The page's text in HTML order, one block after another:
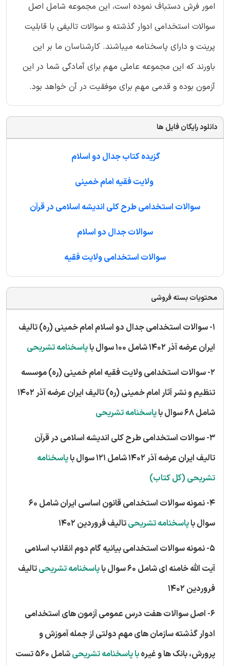
امور فرش دستباف نموده است، این مجموعه شامل اصل
سوالات استخدامی ادوار گذشته و سوالات تالیفی با قابلیت
پرینت و دارای پاسخنامه میباشند. کارشناسان ما بر این
باورند که این مجموعه عاملی مهم برای آمادگی شما در این
آزمون بوده و قدمی مهم برای موفقیت در آن خواهد بود.
دانلود رایگان فایل ها
گزیده کتاب جدال دو اسلام
ولایت فقیه امام خمینی
سوالات استخدامی طرح کلی اندیشه اسلامی در قرآن
سوالات جدال دو اسلام
سوالات استخدامی ولایت فقیه
محتویات بسته فروشی
1- سوالات استخدامی جدال دو اسلام امام خمینی (ره) تالیف
ایران عرضه آذر 1402 شامل 100 سوال با
پاسخنامه تشریحی
2- سوالات استخدامی ولایت فقیه امام خمینی (ره) موسسه
تنظیم و نشر آثار امام خمینی (ره) تالیف ایران عرضه آذر 1402
شامل 68 سوال با
پاسخنامه تشریحی
3- سوالات استخدامی طرح کلی اندیشه اسلامی در قرآن
تالیف ایران عرضه آذر 1402 شامل 121 سوال با
پاسخنامه
تشریحی (کل کتاب)
4- نمونه سوالات استخدامی قانون اساسی ایران شامل 60
سوال باپاسخنامه تشریحیتالیف فروردین 1402
5- نمونه سوالات استخدامی بیانیه گام دوم انقلاب اسلامی
آیت الله خامنه ای شامل 60 سوال با
پاسخنامه تشریحیتالیف
فروردین 1402
6- اصل سوالات هفت درس عمومی آزمون های استخدامی
ادوار گذشته سازمان های مهم دولتی از جمله آموزش و
پرورش، بانک ها و غیرهبا پاسخنامه تشریحی شامل 560 تست